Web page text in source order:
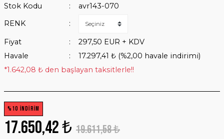
Stok Kodu
avr143-070
RENK
Fiyat
297,50 EUR + KDV
Havale
17.297,41 ₺ (%2,00 havale indirimi)
*1.642,08 ₺ den başlayan taksitlerle!!
%10 İNDİRİM
17.650,42 ₺ 19.611,58 ₺